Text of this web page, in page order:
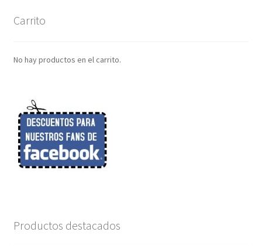
Carrito
No hay productos en el carrito.
Productos destacados